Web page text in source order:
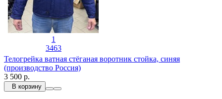
1
3463
Телогрейка ватная стёганая воротник стойка, синяя
(производство Россия)
3 500 р.
В корзину